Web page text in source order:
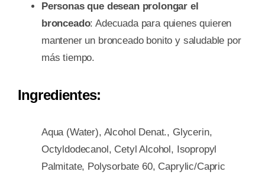
Personas que desean prolongar el
bronceado: Adecuada para quienes quieren
mantener un bronceado bonito y saludable por
más tiempo.
Ingredientes:
Aqua (Water), Alcohol Denat., Glycerin,
Octyldodecanol, Cetyl Alcohol, Isopropyl
Palmitate, Polysorbate 60, Caprylic/Capric